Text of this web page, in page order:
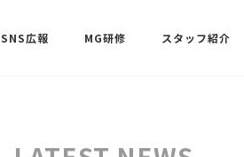
SNS広報 MG研修 スタッフ紹介